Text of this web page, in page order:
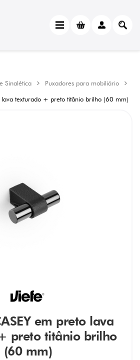
Sinalética
Puxadores para mobiliário
lava texturado + preto titânio brilho (60 mm)
em preto lava
preto titânio brilho
(60 mm)